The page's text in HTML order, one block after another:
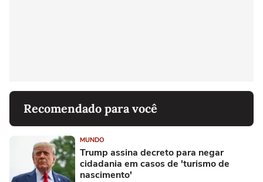
Recomendado para você
MUNDO
Trump assina decreto para negar
cidadania em casos de 'turismo de
nascimento'